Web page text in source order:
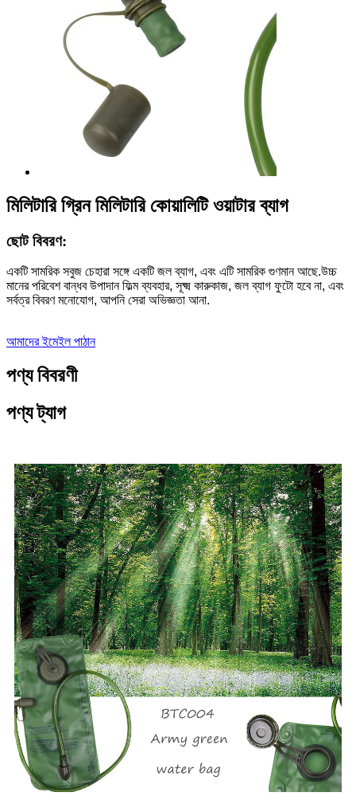
মিলিটারি গ্রিন মিলিটারি কোয়ালিটি ওয়াটার ব্যাগ
ছোট বিবরণ:
একটি সামরিক সবুজ চেহারা সঙ্গে একটি জল ব্যাগ, এবং এটি সামরিক গুণমান আছে.উচ্চ
মানের পরিবেশ বান্ধব উপাদান ফিল্ম ব্যবহার, সূক্ষ্ম কারুকাজ, জল ব্যাগ ফুটো হবে না, এবং
সর্বত্র বিবরণ মনোযোগ, আপনি সেরা অভিজ্ঞতা আনা.
আমাদের ইমেইল পাঠান
পণ্য বিবরণী
পণ্য ট্যাগ